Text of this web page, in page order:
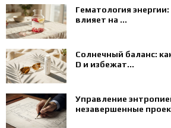
Гематология
влияет на ...
Солнечный баланс:
D и избежат...
Управление
незавершенные